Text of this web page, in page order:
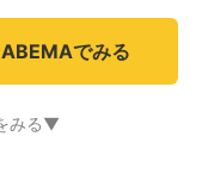
ABEMAでみる
みる▼